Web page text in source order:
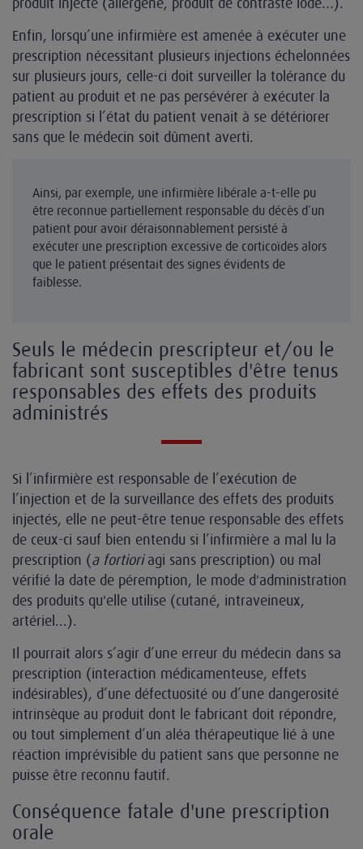
Enfin, lorsqu’une infirmière est amenée à exécuter une
prescription nécessitant plusieurs injections échelonnées
sur plusieurs jours, celle-ci doit surveiller la tolérance du
patient au produit et ne pas persévérer à exécuter la
prescription si l’état du patient venait à se détériorer
sans que le médecin soit dûment averti.
Ainsi, par exemple, une infirmière libérale a-t-elle pu
être reconnue partiellement responsable du décès d’un
patient pour avoir déraisonnablement persisté à
exécuter une prescription excessive de corticoïdes alors
que le patient présentait des signes évidents de
faiblesse.
Seuls le médecin prescripteur et/ou le
fabricant sont susceptibles d'être tenus
responsables des effets des produits
administrés
Si l’infirmière est responsable de l’exécution de
l’injection et de la surveillance des effets des produits
injectés, elle ne peut-être tenue responsable des effets
de ceux-ci sauf bien entendu si l’infirmière a mal lu la
prescription (a fortioriagi sans prescription) ou mal
vérifié la date de péremption, le mode d'administration
des produits qu'elle utilise (cutané, intraveineux,
artériel...).
Il pourrait alors s’agir d’une erreur du médecin dans sa
prescription (interaction médicamenteuse, effets
indésirables), d’une défectuosité ou d’une dangerosité
intrinsèque au produit dont le fabricant doit répondre,
ou tout simplement d’un aléa thérapeutique lié à une
réaction imprévisible du patient sans que personne ne
puisse être reconnu fautif.
Conséquence fatale d'une prescription
orale